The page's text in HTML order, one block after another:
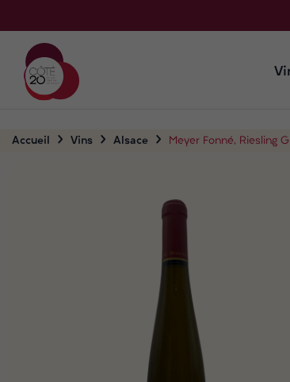
Accueil Vins Alsace Meyer Fonné, Riesling